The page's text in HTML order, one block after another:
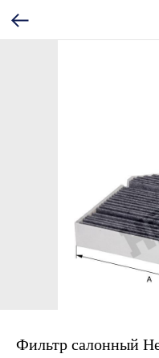
Фильтр салонный